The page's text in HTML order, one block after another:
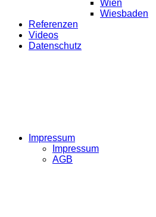
Wien
Wiesbaden
Referenzen
Videos
Datenschutz
Impressum
Impressum
AGB